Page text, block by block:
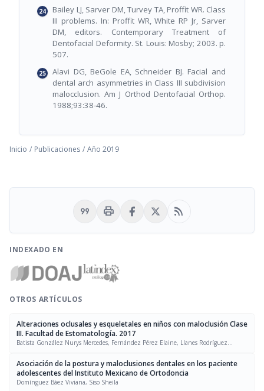
Bailey LJ, Sarver DM, Turvey TA, Proffit WR. Class
III problems. In: Proffit WR, White RP Jr, Sarver
DM, editors. Contemporary Treatment of
Dentofacial Deformity. St. Louis: Mosby; 2003. p.
507.
Alavi DG, BeGole EA, Schneider BJ. Facial and
dental arch asymmetries in Class III subdivision
malocclusion. Am J Orthod Dentofacial Orthop.
1988;93:38-46.
Inicio / Publicaciones / Año 2019
format_quote print rss_feed
INDEXADO EN
OTROS ARTÍCULOS
Alteraciones oclusales y esqueletales en niños con maloclusión Clase
III. Facultad de Estomatología. 2017
Batista González Nurys Mercedes, Fernández Pérez Elaine, Llanes Rodríguez
Asociación de la postura y maloclusiones dentales en los paciente
adolescentes del Instituto Mexicano de Ortodoncia
Domínguez Báez Viviana, Siso Sheila